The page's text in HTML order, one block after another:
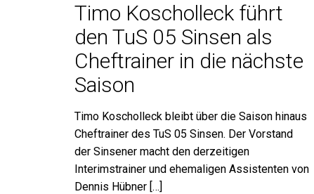
Timo Koscholleck führt
den TuS 05 Sinsen als
Cheftrainer in die nächste
Saison
Timo Koscholleck bleibt über die Saison hinaus
Cheftrainer des TuS 05 Sinsen. Der Vorstand
der Sinsener macht den derzeitigen
Interimstrainer und ehemaligen Assistenten von
Dennis Hübner[…]